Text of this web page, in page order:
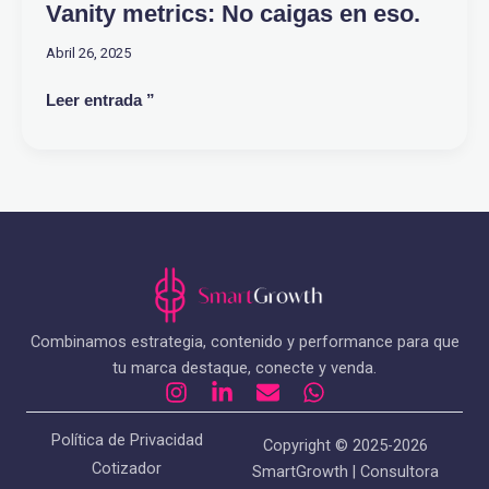
Vanity metrics: No caigas en eso.
Abril 26, 2025
Leer entrada ”
Combinamos estrategia, contenido y performance para que
tu marca destaque, conecte y venda.
I
n
s
L
i
E
n
v
e
l
W
h
a
t
s
Copyright © 2025-2026
SmartGrowth | Consultora
Política de Privacidad
Cotizador